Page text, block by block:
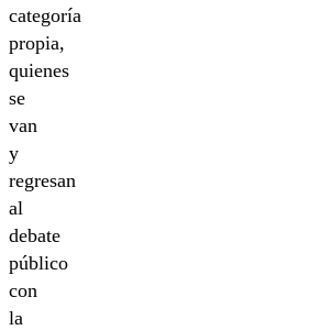
categoría
propia,
quienes
se
van
y
regresan
al
debate
público
con
la